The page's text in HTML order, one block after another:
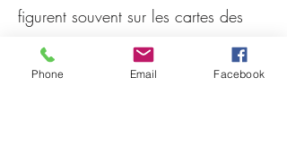
figurent souvent sur les cartes des
meilleurs restaurants italiens.
Phone Email Facebook